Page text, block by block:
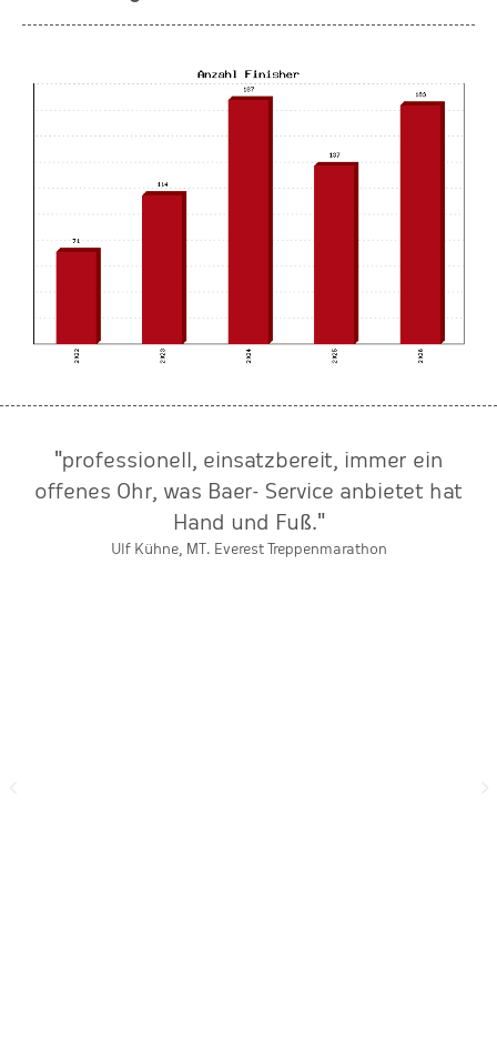
"professionell, einsatzbereit, immer ein
offenes Ohr, was Baer- Service anbietet hat
Hand und Fuß."
Ulf Kühne, MT. Everest Treppenmarathon